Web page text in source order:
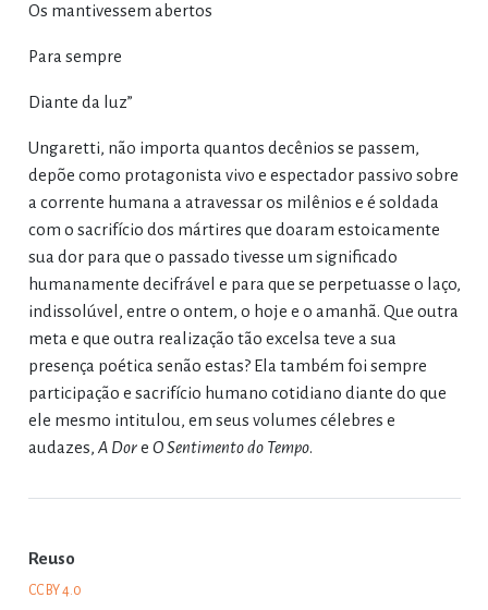
Os mantivessem abertos
Para sempre
Diante da luz”
Ungaretti, não importa quantos decênios se passem,
depõe como protagonista vivo e espectador passivo sobre
a corrente humana a atravessar os milênios e é soldada
com o sacrifício dos mártires que doaram estoicamente
sua dor para que o passado tivesse um significado
humanamente decifrável e para que se perpetuasse o laço,
indissolúvel, entre o ontem, o hoje e o amanhã. Que outra
meta e que outra realização tão excelsa teve a sua
presença poética senão estas? Ela também foi sempre
participação e sacrifício humano cotidiano diante do que
ele mesmo intitulou, em seus volumes célebres e
audazes, A Dore O Sentimento do Tempo.
Reuso
CC BY 4.0